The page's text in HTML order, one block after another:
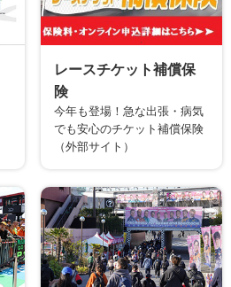
レースチケット補償保
険
今年も登場！急な出張・病気
でも安心のチケット補償保険
（外部サイト）